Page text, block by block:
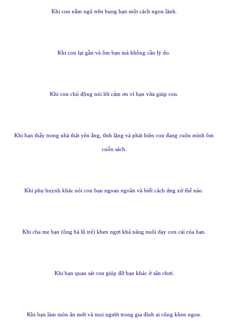
Khi con nằm ngủ trên bụng bạn một cách ngon lành.
Khi con lại gần và ôm bạn mà không cần lý do.
Khi con chủ động nói lời cảm ơn vì bạn vừa giúp con.
Khi bạn thấy trong nhà thật yên ắng, tĩnh lặng và phát hiện con đang cuộn mình ôm
cuốn sách.
Khi phụ huynh khác nói con bạn ngoan ngoãn và biết cách ứng xử thế nào.
Khi cha mẹ bạn (ông bà lũ trẻ) khen ngợi khả năng nuôi dạy con cái của bạn.
Khi bạn quan sát con giúp đỡ bạn khác ở sân chơi.
Khi bạn làm món ăn mới và mọi người trong gia đình ai cũng khen ngon.